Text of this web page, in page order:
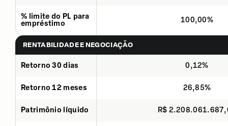
% limite do PL para
empréstimo
100,00%
RENTABILIDADE E NEGOCIAÇÃO
Retorno 30 dias 0,12%
Retorno 12 meses 26,85%
Patrimônio líquido R$